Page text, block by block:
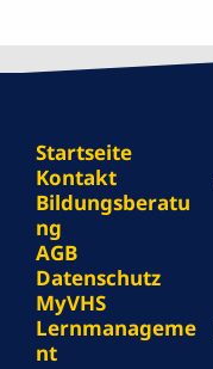
Startseite
Kontakt
Bildungsberatu
ng
AGB
Datenschutz
MyVHS
Lernmanageme
nt